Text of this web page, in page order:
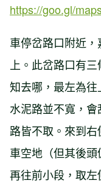
https://goo.gl/
車停岔路口附近
上。此岔路口有
知去哪，最左為
水泥路並不寬，
路皆不取。來到
車空地（但其後
再往前小段，取左